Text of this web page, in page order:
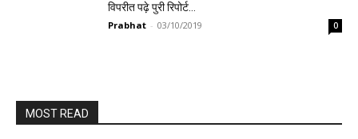
विपरीत पढ़े पुरी रिपोर्ट…
Prabhat - 03/10/2019 0
MOST READ